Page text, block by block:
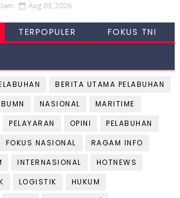
Aug 03, 2026
TERPOPULER FOKUS TNI
BERITA UTAMA PELABUHAN
BUMN NASIONAL
MARITIME
PELAYARAN OPINI
PELABUHAN
FOKUS NASIONAL
RAGAM INFO
INTERNASIONAL
HOTNEWS
LOGISTIK
HUKUM